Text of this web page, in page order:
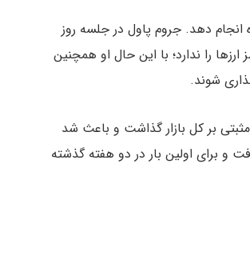
دهد. جروم پاول در جلسه روز
را ندارد؛ با این حال او همچنین
شوند.
بر کل بازار گذاشت و باعث شد
سبزپوش شود. قیمت بیت کوین طی یک روز ۴۰۰۰ دلار بالا رفت و برای اولین بار در دو هفته گذشته